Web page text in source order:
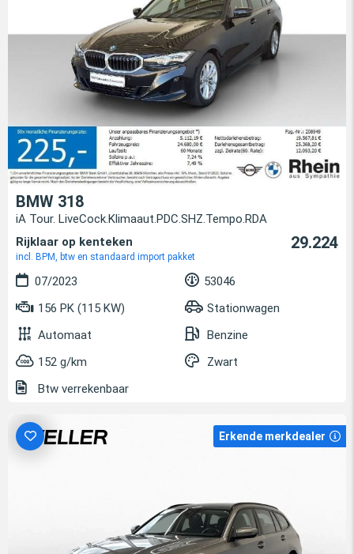
BMW 318
iA Tour. LiveCock.Klimaaut.PDC.SHZ.Tempo.RDA
Rijklaar op kenteken
incl. BPM, btw en standaard import pakket
29.224
07/2023
53046
156 PK (115 KW)
Stationwagen
Automaat
Benzine
152 g/km
Zwart
Btw verrekenbaar
Erkende merkdealer